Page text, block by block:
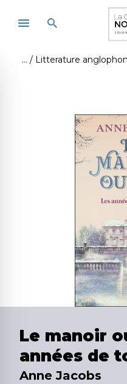
Litterature
Le manoir
années de
Anne Jacobs